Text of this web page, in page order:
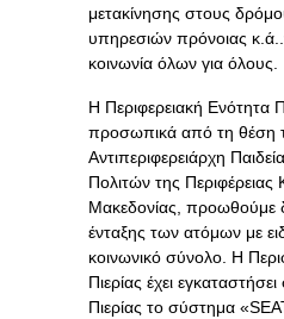
μετακίνησης στους
υπηρεσιών πρόνοιας
κοινωνία όλων για όλους.
Η Περιφερειακή Ενότητα
προσωπικά από τη θέση
Αντιπεριφερειάρχη
Πολιτών της Περιφέρειας
Μακεδονίας, προωθούμε
ένταξης των ατόμων με
κοινωνικό σύνολο. Η
Πιερίας έχει
Πιερίας το σύστημα